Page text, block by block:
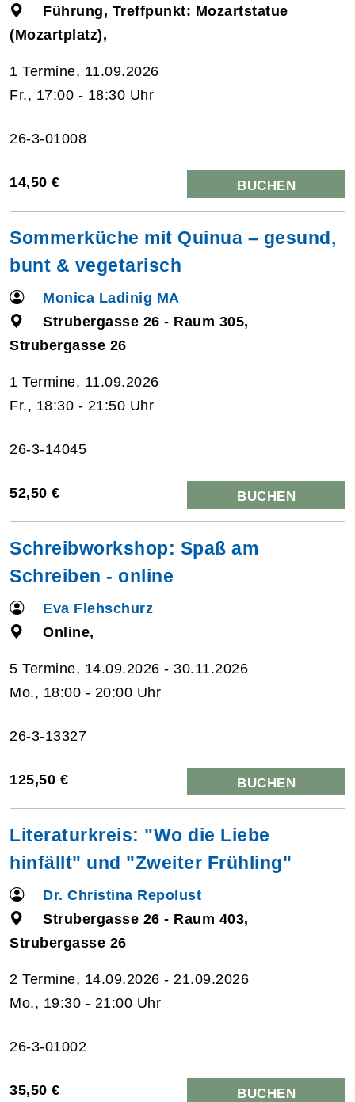
Führung, Treffpunkt: Mozartstatue
(Mozartplatz),
1 Termine, 11.09.2026
Fr., 17:00 - 18:30 Uhr
26-3-01008
14,50 € BUCHEN
Sommerküche mit Quinua – gesund,
bunt & vegetarisch
Monica Ladinig MA
Strubergasse 26 - Raum 305,
Strubergasse 26
1 Termine, 11.09.2026
Fr., 18:30 - 21:50 Uhr
26-3-14045
52,50 € BUCHEN
Schreibworkshop: Spaß am
Schreiben - online
Eva Flehschurz
Online,
5 Termine, 14.09.2026 - 30.11.2026
Mo., 18:00 - 20:00 Uhr
26-3-13327
125,50 € BUCHEN
Literaturkreis: "Wo die Liebe
hinfällt" und "Zweiter Frühling"
Dr. Christina Repolust
Strubergasse 26 - Raum 403,
Strubergasse 26
2 Termine, 14.09.2026 - 21.09.2026
Mo., 19:30 - 21:00 Uhr
26-3-01002
35,50 € BUCHEN